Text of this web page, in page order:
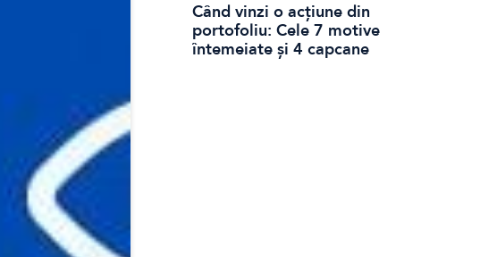
Când vinzi o acțiune din
portofoliu: Cele 7 motive
întemeiate și 4 capcane